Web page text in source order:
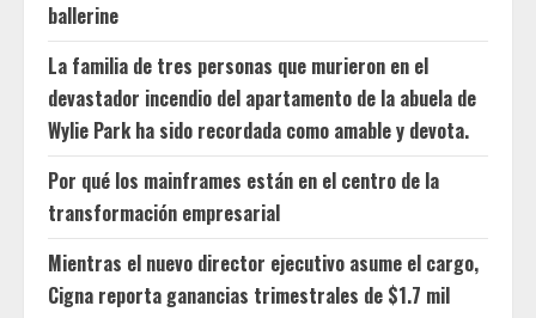
ballerine
La familia de tres personas que murieron en el
devastador incendio del apartamento de la abuela de
Wylie Park ha sido recordada como amable y devota.
Por qué los mainframes están en el centro de la
transformación empresarial
Mientras el nuevo director ejecutivo asume el cargo,
Cigna reporta ganancias trimestrales de $1.7 mil